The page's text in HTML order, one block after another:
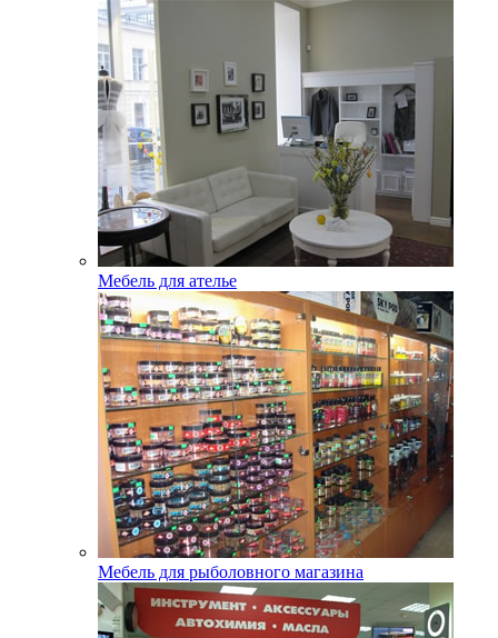
Мебель для ателье
Мебель для рыболовного магазина